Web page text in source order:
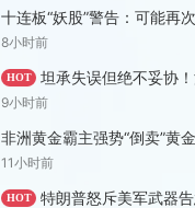
8小时前
HOT
9小时前
11小时前
HOT